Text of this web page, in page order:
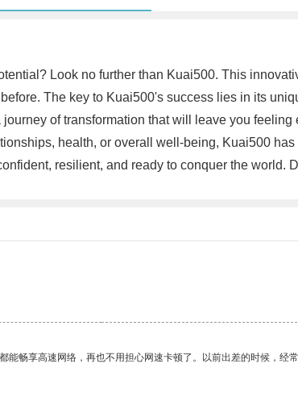
Look no further than Kuai500. This
The key to Kuai500's success lies in its
of transformation that will leave you
health, or overall well-being, Kuai500
resilient, and ready to conquer the world.
畅享高速网络，再也不用担心网速卡顿了。以前出差的时候，经